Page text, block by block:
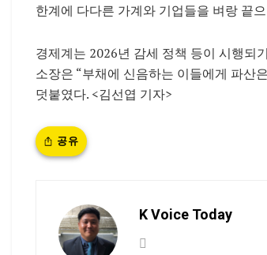
한계에 다다른 가계와 기업들을 벼랑 끝
경제계는 2026년 감세 정책 등이 시행되
소장은 “부채에 신음하는 이들에게 파산
덧붙였다. <김선엽 기자>
공유
K Voice Today